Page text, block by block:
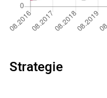
Strategie